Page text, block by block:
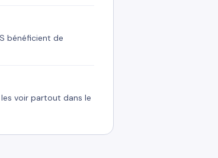
bénéficient de
voir partout dans le